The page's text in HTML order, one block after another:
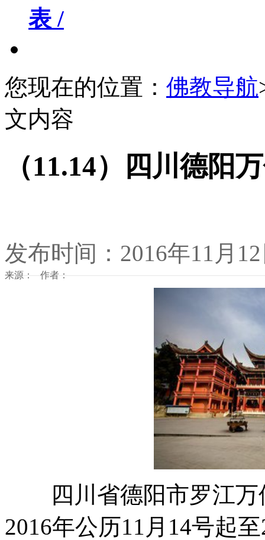
表 /
您现在的位置： 佛教导航
文内容
（11.14）四川德阳
发布时间：2016年11月
来源： 作者：
四川省德阳市罗江万
2016年公历11月14号起